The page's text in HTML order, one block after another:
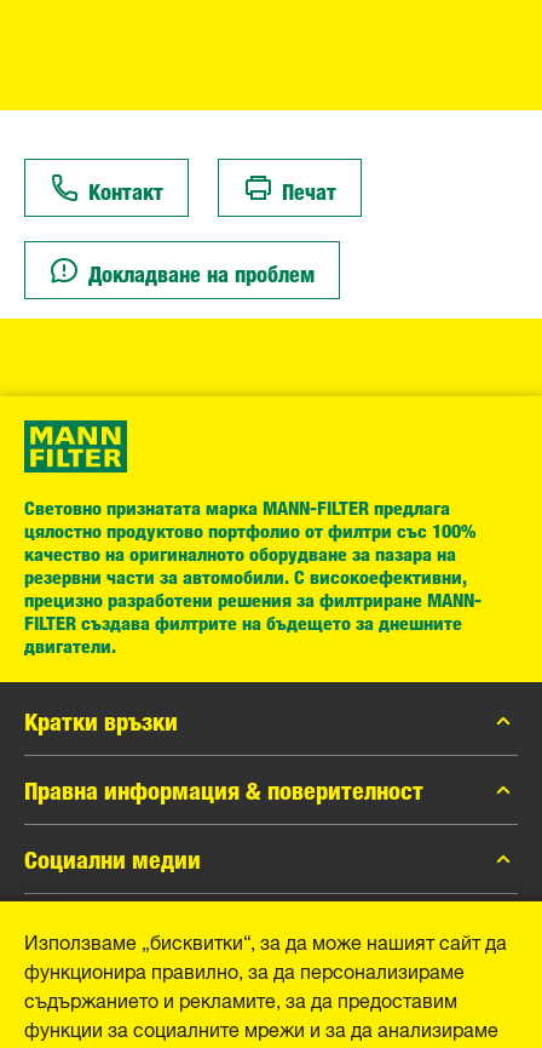
Контакт Печат
Докладване на проблем
Световно признатата марка MANN-FILTER предлага
цялостно продуктово портфолио от филтри със 100%
качество на оригиналното оборудване за пазара на
резервни части за автомобили. С високоефективни,
прецизно разработени решения за филтриране MANN-
FILTER създава филтрите на бъдещето за днешните
двигатели.
Кратки връзки
каталог MANN-FILTER
Контакти
Правна информация & поверителност
Защита на личните данни
Официално уведомление
Отпечатък
Социални медии
Instagram
YouTube
MANN+HUMMEL GmbH
Schwieberdinger Straße 126
Използваме „бисквитки“, за да може нашият сайт да
функционира правилно, за да персонализираме
съдържанието и рекламите, за да предоставим
функции за социалните мрежи и за да анализираме